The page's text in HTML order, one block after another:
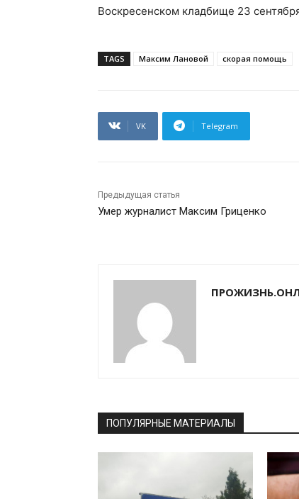
Воскресенском кладбище 23
TAGS Максим Лановой скорая помощь
VK Telegram
Предыдущая статья
Умер журналист Максим Гриценко
ПОПУЛЯРНЫЕ МАТЕРИАЛЫ